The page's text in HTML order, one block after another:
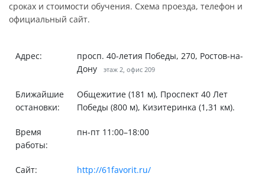
сроках и стоимости обучения. Схема проезда, телефон и
официальный сайт.
Адрес:
просп. 40-летия Победы, 270, Ростов-на-
Дону
этаж 2, офис 209
Ближайшие
остановки:
Общежитие (181 м), Проспект 40 Лет
Победы (800 м), Кизитеринка (1,31 км).
Время
работы:
пн-пт 11:00–18:00
Сайт: http://61favorit.ru/